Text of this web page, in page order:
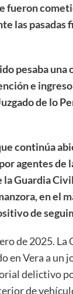
fueron
las pasadas
pesaba una
e
de lo
continúa
agentes de
Guardia
en el
de
de 2025. La
en Vera a un
delictivo
de